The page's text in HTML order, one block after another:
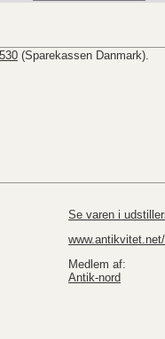
(Sparekassen Danmark).
Se varen i
Medlem af:
Antik-nord